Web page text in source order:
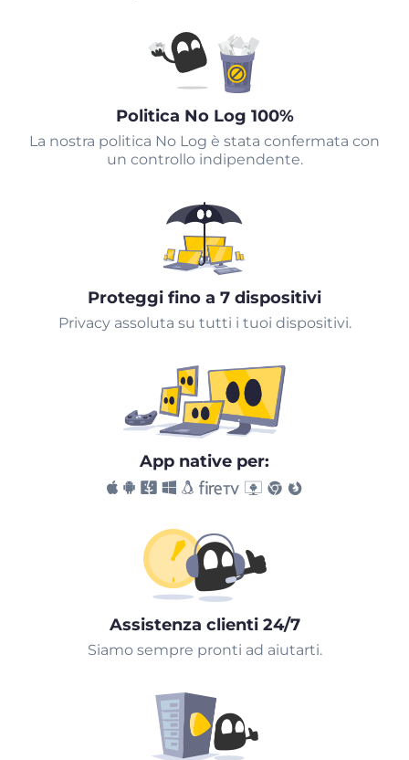
Politica No Log 100%
La nostra politica No Log è stata confermata con
un controllo indipendente.
Proteggi fino a 7 dispositivi
Privacy assoluta su tutti i tuoi dispositivi.
App native per:
Assistenza clienti 24/7
Siamo sempre pronti ad aiutarti.